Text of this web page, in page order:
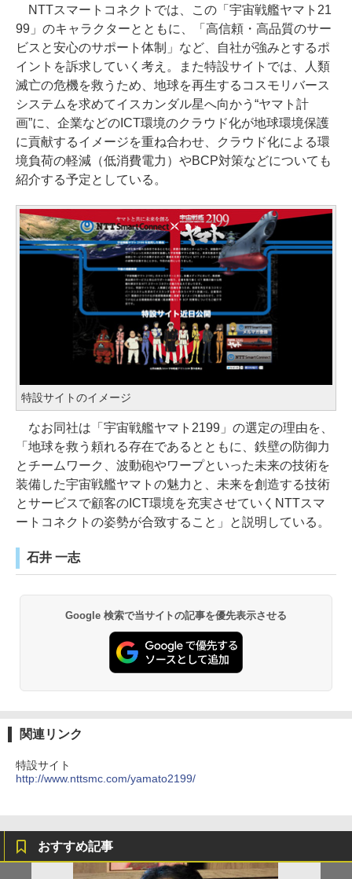
NTTスマートコネクトでは、この「宇宙戦艦ヤマト21
99」のキャラクターとともに、「高信頼・高品質のサー
ビスと安心のサポート体制」など、自社が強みとするポ
イントを訴求していく考え。また特設サイトでは、人類
滅亡の危機を救うため、地球を再生するコスモリバース
システムを求めてイスカンダル星へ向かう“ヤマト計
画”に、企業などのICT環境のクラウド化が地球環境保護
に貢献するイメージを重ね合わせ、クラウド化による環
境負荷の軽減（低消費電力）やBCP対策などについても
紹介する予定としている。
特設サイトのイメージ
なお同社は「宇宙戦艦ヤマト2199」の選定の理由を、
「地球を救う頼れる存在であるとともに、鉄壁の防御力
とチームワーク、波動砲やワープといった未来の技術を
装備した宇宙戦艦ヤマトの魅力と、未来を創造する技術
とサービスで顧客のICT環境を充実させていくNTTスマ
ートコネクトの姿勢が合致すること」と説明している。
石井 一志
Google 検索で当サイトの記事を優先表示させる
関連リンク
特設サイト
http://www.nttsmc.com/yamato2199/
おすすめ記事